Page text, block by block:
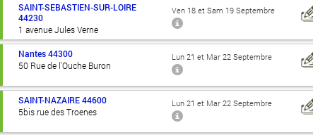
SAINT-SEBASTIEN-SUR-LOIRE
44230
1 avenue Jules Verne
Ven 18 et Sam 19 Septembre
Nantes 44300
50 Rue de l'Ouche Buron
Lun 21 et Mar 22 Septembre
SAINT-NAZAIRE 44600
5bis rue des Troenes
Lun 21 et Mar 22 Septembre